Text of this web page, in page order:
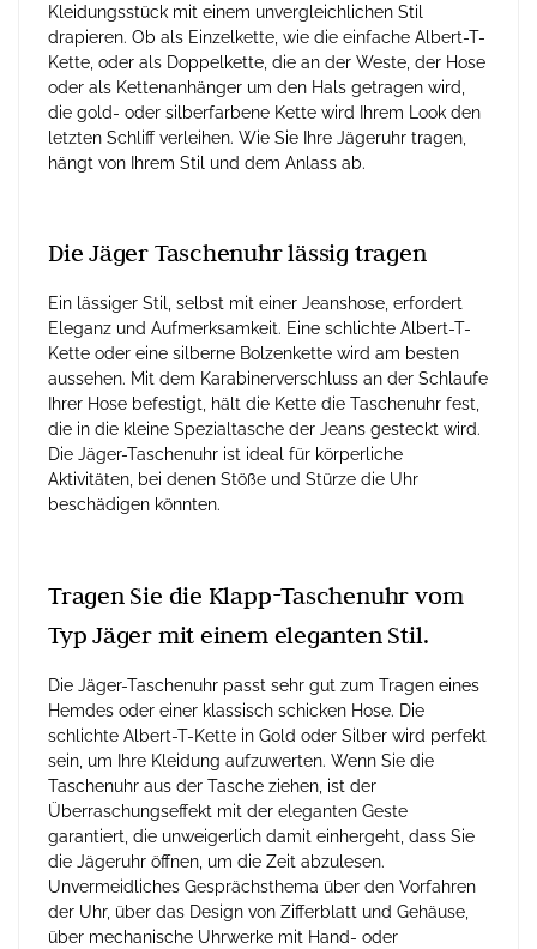
Kleidungsstück mit einem unvergleichlichen Stil
drapieren. Ob als Einzelkette, wie die einfache Albert-T-
Kette, oder als Doppelkette, die an der Weste, der Hose
oder als Kettenanhänger um den Hals getragen wird,
die gold- oder silberfarbene Kette wird Ihrem Look den
letzten Schliff verleihen. Wie Sie Ihre Jägeruhr tragen,
hängt von Ihrem Stil und dem Anlass ab.
Die Jäger Taschenuhr lässig tragen
Ein lässiger Stil, selbst mit einer Jeanshose, erfordert
Eleganz und Aufmerksamkeit. Eine schlichte Albert-T-
Kette oder eine silberne Bolzenkette wird am besten
aussehen. Mit dem Karabinerverschluss an der Schlaufe
Ihrer Hose befestigt, hält die Kette die Taschenuhr fest,
die in die kleine Spezialtasche der Jeans gesteckt wird.
Die Jäger-Taschenuhr ist ideal für körperliche
Aktivitäten, bei denen Stöße und Stürze die Uhr
beschädigen könnten.
Tragen Sie die Klapp-Taschenuhr vom
Typ Jäger mit einem eleganten Stil.
Die Jäger-Taschenuhr passt sehr gut zum Tragen eines
Hemdes oder einer klassisch schicken Hose. Die
schlichte Albert-T-Kette in Gold oder Silber wird perfekt
sein, um Ihre Kleidung aufzuwerten. Wenn Sie die
Taschenuhr aus der Tasche ziehen, ist der
Überraschungseffekt mit der eleganten Geste
garantiert, die unweigerlich damit einhergeht, dass Sie
die Jägeruhr öffnen, um die Zeit abzulesen.
Unvermeidliches Gesprächsthema über den Vorfahren
der Uhr, über das Design von Zifferblatt und Gehäuse,
über mechanische Uhrwerke mit Hand- oder